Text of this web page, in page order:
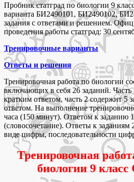
Пробник статград по биологии 9
варианта БИ2490101, БИ2490102,
задания с ответами и решением.
проведения работы статград: 30
Тренировочные варианты
Ответы и решения
Тренировочная работа по биологии
включающих в себя 26 заданий. Часть
кратким ответом, часть 2 содержит 5
ответом. На выполнение
часа (150 минут). Ответом к заданию 1
(словосочетание). Ответы к заданиям
виде цифры, последовательности
Тренировочная
биологии 9